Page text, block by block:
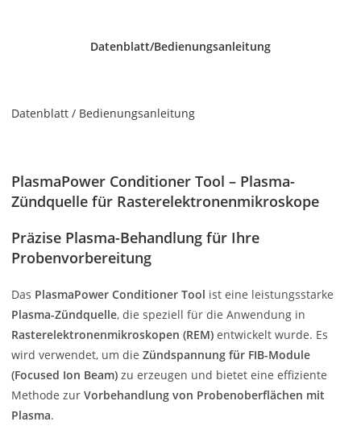
Datenblatt/Bedienungsanleitung
Datenblatt / Bedienungsanleitung
PlasmaPower Conditioner Tool – Plasma-
Zündquelle für Rasterelektronenmikroskope
Präzise Plasma-Behandlung für Ihre
Probenvorbereitung
Das PlasmaPower Conditioner Tool ist eine leistungsstarke
Plasma-Zündquelle, die speziell für die Anwendung in
Rasterelektronenmikroskopen (REM) entwickelt wurde. Es
wird verwendet, um die Zündspannung für FIB-Module
(Focused Ion Beam) zu erzeugen und bietet eine effiziente
Methode zur Vorbehandlung von Probenoberflächen mit
Plasma.